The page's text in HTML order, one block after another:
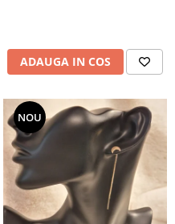
ADAUGA IN COS
NOU